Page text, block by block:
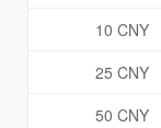
10 CNY
25 CNY
50 CNY